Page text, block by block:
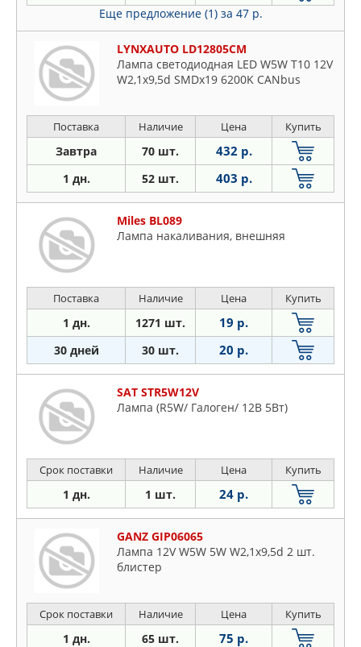
Еще предложение (1) за 47 р.
LYNXAUTO LD12805CM
Лампа светодиодная LED W5W T10 12V
W2,1x9,5d SMDx19 6200K CANbus
Поставка Наличие Цена Купить
Завтра 70 шт. 432 р.
1 дн. 52 шт. 403 р.
Miles BL089
Лампа накаливания, внешняя
Поставка Наличие Цена Купить
1 дн. 1271 шт. 19 р.
30 дней 30 шт. 20 р.
SAT STR5W12V
Лампа (R5W/ Галоген/ 12В 5Вт)
Срок поставки Наличие Цена Купить
1 дн. 1 шт. 24 р.
GANZ GIP06065
Лампа 12V W5W 5W W2,1x9,5d 2 шт.
блистер
Срок поставки Наличие Цена Купить
1 дн. 65 шт. 75 р.